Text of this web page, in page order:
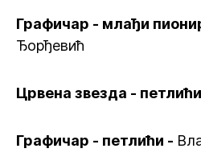
Графичар - млађи
Ђорђевић
Црвена звезда -
Графичар - петлићи -